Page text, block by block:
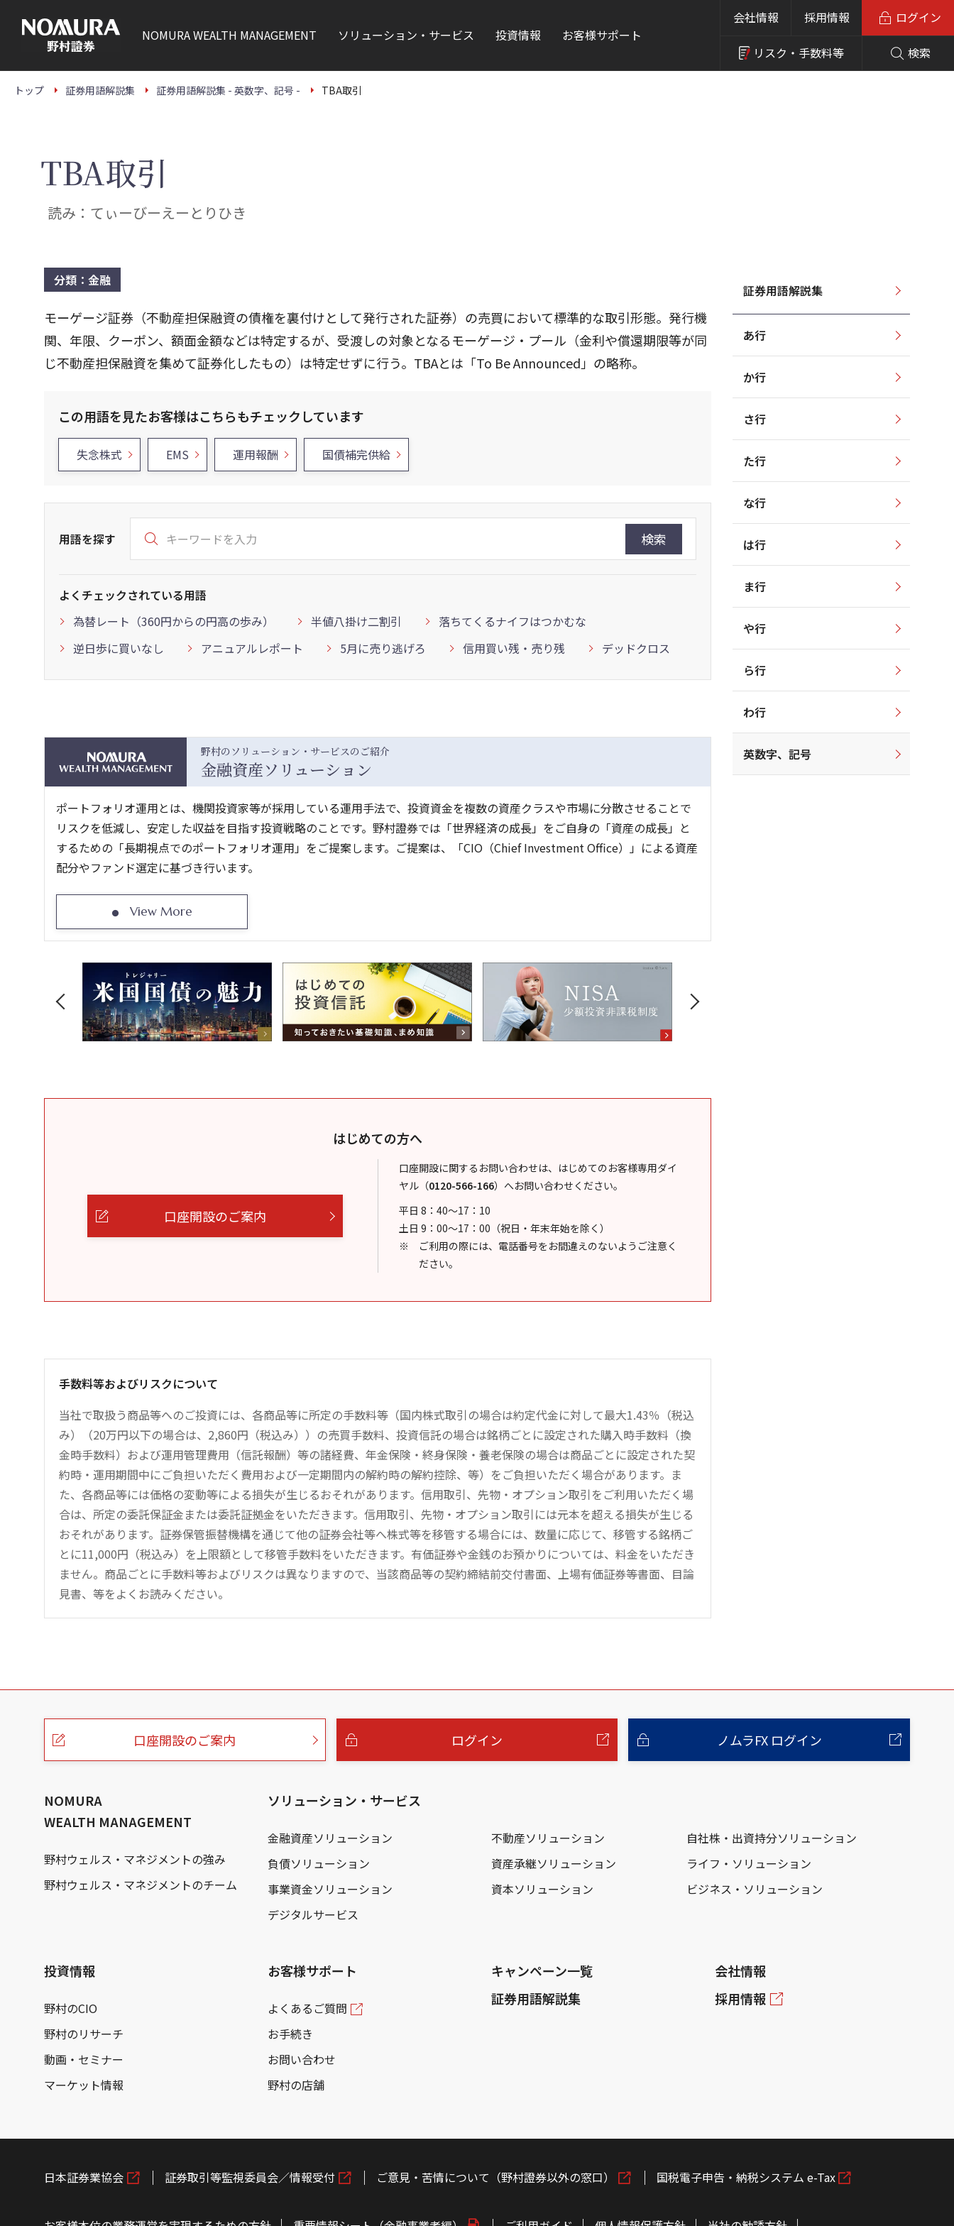
本
NOMURAWEALTH MANAGEMENT ソリューション・サービス 投資情報 お客様サポート
会社情報 採用情報
リスク・ 手数料等 検索
ログイン
トップ 証券用語解説集 証券用語解説集 - 英数字、記号 - TBA取引
TBA取引
読み：てぃーびーえーとりひき
分類：金融
モーゲージ証券（不動産担保融資の債権を裏付けとして発行された証券）の売買において標準的な取引形態。発行機
関、年限、クーポン、額面金額などは特定するが、受渡しの対象となるモーゲージ・プール（金利や償還期限等が同
じ不動産担保融資を集めて証券化したもの）は特定せずに行う。TBAとは「To Be Announced」の略称。
この用語を見たお客様はこちらもチェックしています
失念株式 EMS 運用報酬 国債補完供給
用語を探す 検索
よくチェックされている用語
為替レート（360円からの円高の歩み）
半値八掛け二割引
落ちてくるナイフはつかむな
逆日歩に買いなし
アニュアルレポート 5月に売り逃げろ 信用買い残・売り残 デッドクロス
野村のソリューション・サービスのご紹介
金融資産ソリューション
ポートフォリオ運用とは、機関投資家等が採用している運用手法で、投資資金を複数の資産クラスや市場に分散させることで
リスクを低減し、安定した収益を目指す投資戦略のことです。野村證券では「世界経済の成長」をご自身の「資産の成長」と
するための「長期視点でのポートフォリオ運用」をご提案します。ご提案は、「CIO（Chief Investment Office）」による資産
配分やファンド選定に基づき行います。
View More
はじめての方へ
口座開設のご案内
口座開設に関するお問い合わせは、はじめてのお客様専用ダイ
ヤル （0120-566-166） へお問い合わせください。
平日 8：40～17：10
土日 9：00～17：00（祝日・年末年始を除く）
ご利用の際には、電話番号をお間違えのないようご注意く
ださい。
手数料等およびリスクについて
当社で取扱う商品等へのご投資には、各商品等に所定の手数料等（国内株式取引の場合は約定代金に対して最大1.43％（税込
み）（20万円以下の場合は、2,860円（税込み））の売買手数料、投資信託の場合は銘柄ごとに設定された購入時手数料（換
金時手数料）および運用管理費用（信託報酬）等の諸経費、年金保険・終身保険・養老保険の場合は商品ごとに設定された契
約時・運用期間中にご負担いただく費用および一定期間内の解約時の解約控除、等）をご負担いただく場合があります。ま
た、各商品等には価格の変動等による損失が生じるおそれがあります。信用取引、先物・オプション取引をご利用いただく場
合は、所定の委託保証金または委託証拠金をいただきます。信用取引、先物・オプション取引には元本を超える損失が生じる
おそれがあります。証券保管振替機構を通じて他の証券会社等へ株式等を移管する場合には、数量に応じて、移管する銘柄ご
とに11,000円（税込み）を上限額として移管手数料をいただきます。有価証券や金銭のお預かりについては、料金をいただき
ません。商品ごとに手数料等およびリスクは異なりますので、当該商品等の契約締結前交付書面、上場有価証券等書面、目論
見書、等をよくお読みください。
証券用語解説集
あ行
か行
さ行
た行
な行
は行
ま行
や行
ら行
わ行
英数字、記号
こ
口座開設のご案内 ログイン ノムラFX ログイン
NOMURA
WEALTH MANAGEMENT
野村ウェルス・マネジメントの強み
野村ウェルス・マネジメントのチーム
ソリューション・サービス
金融資産ソリューション 不動産ソリューション
自社株・出資持分ソリューション
負債ソリューション
資産承継ソリューション
ライフ・ソリューション
事業資金ソリューション
資本ソリューション
ビジネス・ソリューション
デジタルサービス
投資情報
野村のCIO
野村のリサーチ
動画・セミナー
マーケット情報
お客様サポート
よくあるご質問
お手続き
お問い合わせ
野村の店舗
キャンペーン一覧
証券用語解説集
会社情報
採用情報
日本証券業協会 証券取引等監視委員会／情報受付 ご意見・苦情について（野村證券以外の窓口） 国税電子申告・納税システム e-Tax